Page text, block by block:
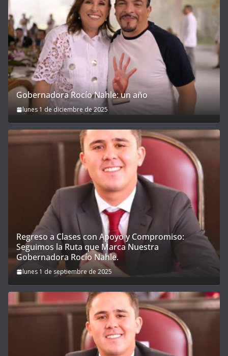
Gobernadora Rocío Nahle: un año
lunes 1 de diciembre de 2025
Regreso a Clases con Apoyo y Compromiso:
Seguimos la Ruta que Marca Nuestra
Gobernadora Rocío Nahle.
lunes 1 de septiembre de 2025